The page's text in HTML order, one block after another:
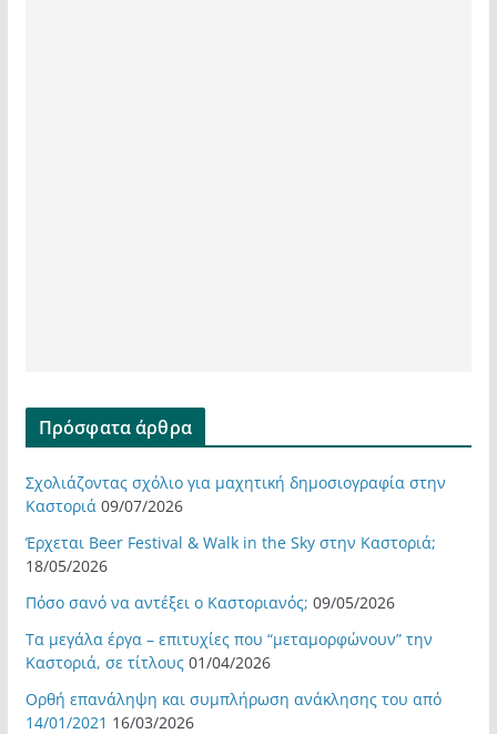
Πρόσφατα άρθρα
Σχολιάζοντας σχόλιο για μαχητική δημοσιογραφία στην
Καστοριά 09/07/2026
Έρχεται Beer Festival & Walk in the Sky στην Καστοριά;
18/05/2026
Πόσο σανό να αντέξει ο Καστοριανός; 09/05/2026
Τα μεγάλα έργα – επιτυχίες που “μεταμορφώνουν” την
Καστοριά, σε τίτλους 01/04/2026
Ορθή επανάληψη και συμπλήρωση ανάκλησης του από
14/01/2021 16/03/2026